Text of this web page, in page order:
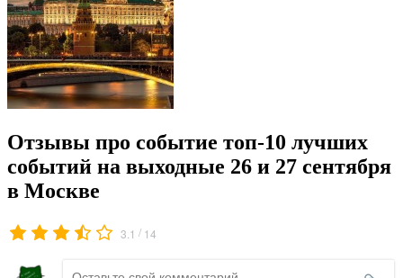
Отзывы про событие топ-10 лучших
событий на выходные 26 и 27 сентября
в Москве
3.1 / 14